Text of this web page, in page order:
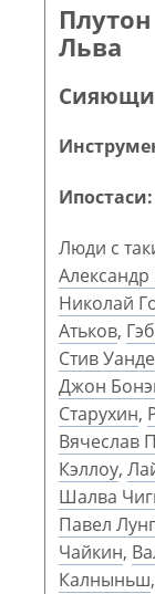
Льва
Люди с
Николай
Атьков,
Стив
Джон
Старухин,
Вячеслав
Кэллоу,
Шалва
Павел
Чайкин,
Калныньш,